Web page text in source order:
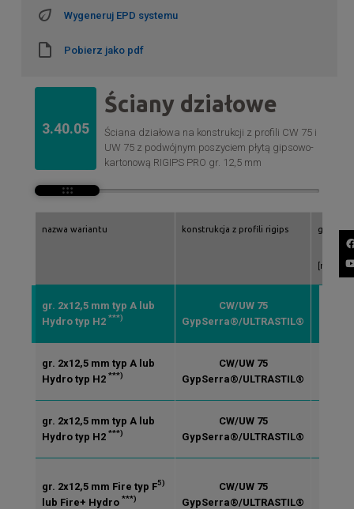
Wygeneruj EPD systemu
Pobierz jako pdf
3.40.05
Ściany działowe
Ściana działowa na konstrukcji z profili CW 75 i
UW 75 z podwójnym poszyciem płytą gipsowo-
kartonową RIGIPS PRO gr. 12,5 mm
nazwa wariantu konstrukcja z profili rigips grubość
[mm]
gr. 2x12,5 mm typ A lub
Hydro typ H2***)
CW/UW 75
GypSerra®/ULTRASTIL®
gr. 2x12,5 mm typ A lub
Hydro typ H2***)
CW/UW 75
GypSerra®/ULTRASTIL®
gr. 2x12,5 mm typ A lub
Hydro typ H2***)
CW/UW 75
GypSerra®/ULTRASTIL®
gr. 2x12,5 mm Fire typ F5)
lub Fire+ Hydro***)
CW/UW 75
GypSerra®/ULTRASTIL®